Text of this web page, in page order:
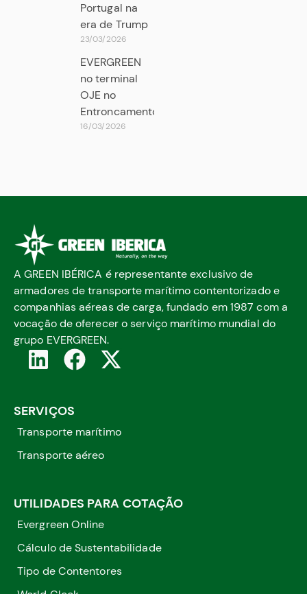
Portugal na
era de Trump
23/03/2026
EVERGREEN
no terminal
OJE no
Entroncamento
16/03/2026
A GREEN IBÉRICA é representante exclusivo de
armadores de transporte marítimo contentorizado e
companhias aéreas de carga, fundado em 1987 com a
vocação de oferecer o serviço marítimo mundial do
grupo EVERGREEN.
SERVIÇOS
Transporte marítimo
Transporte aéreo
UTILIDADES PARA COTAÇÃO
Evergreen Online
Cálculo de Sustentabilidade
Tipo de Contentores